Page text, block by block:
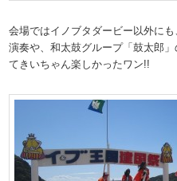
会場ではイノブタダービー以外に
演奏や、和太鼓グループ「鼓太郎
てきいちゃん楽しかったワン!!